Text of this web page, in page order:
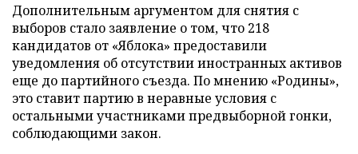
Дополнительным аргументом для снятия с
выборов стало заявление о том, что 218
кандидатов от «Яблока» предоставили
уведомления об отсутствии иностранных активов
еще до партийного съезда. По мнению «Родины»,
это ставит партию в неравные условия с
остальными участниками предвыборной гонки,
соблюдающими закон.